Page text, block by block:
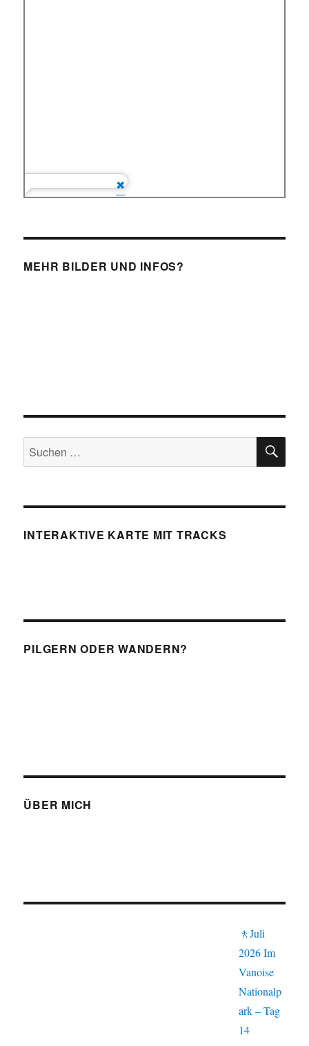
MEHR BILDER UND INFOS?
Suchen
nach:
INTERAKTIVE KARTE MIT TRACKS
PILGERN ODER WANDERN?
ÜBER MICH
🚶Juli
2026 Im
Vanoise
Nationalp
ark – Tag
14